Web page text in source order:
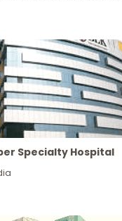
Specialty Hospital